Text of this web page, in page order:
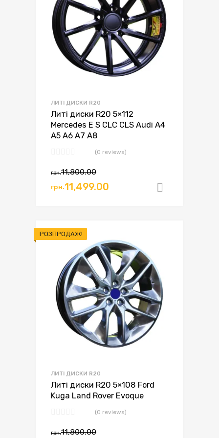
ЛИТІ ДИСКИ R20
Литі диски R20 5×112
Mercedes E S CLC CLS Audi A4
A5 A6 A7 A8
(0 reviews)
грн.11,800.00
грн.11,499.00
РОЗПРОДАЖ!
ЛИТІ ДИСКИ R20
Литі диски R20 5×108 Ford
Kuga Land Rover Evoque
(0 reviews)
грн.11,800.00